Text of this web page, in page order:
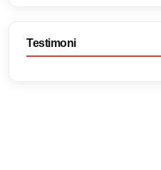
Testimoni